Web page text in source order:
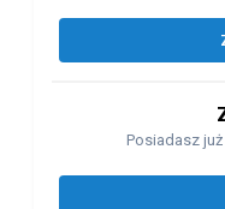
Posiadasz